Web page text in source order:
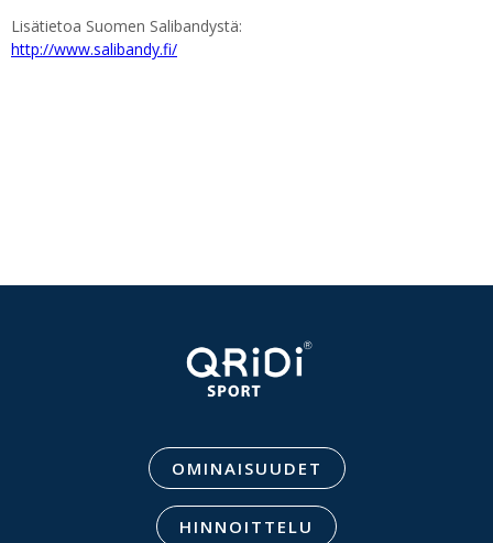
Lisätietoa Suomen Salibandystä:
http://www.salibandy.fi/
OMINAISUUDET
HINNOITTELU